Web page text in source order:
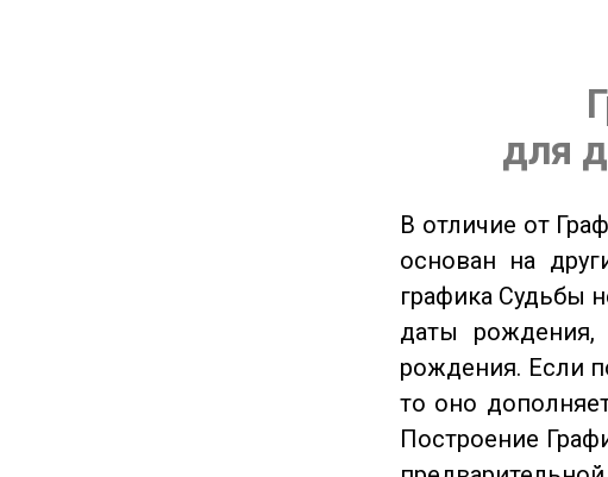
для
В отличие от
основан на
графика Судьбы
даты рождения,
рождения. Если
то оно
Построение